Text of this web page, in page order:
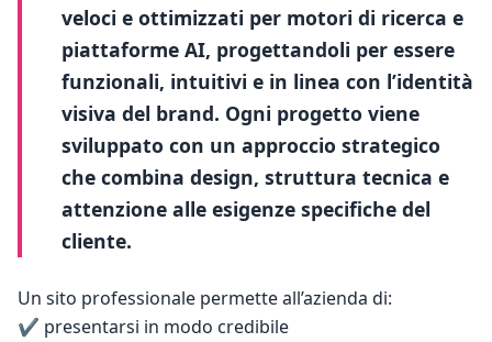
veloci e ottimizzati per motori di ricerca e
piattaforme AI, progettandoli per essere
funzionali, intuitivi e in linea con l’identità
visiva del brand. Ogni progetto viene
sviluppato con un approccio strategico
che combina design, struttura tecnica e
attenzione alle esigenze specifiche del
cliente.
Un sito professionale permette all’azienda di:
✔️ presentarsi in modo credibile